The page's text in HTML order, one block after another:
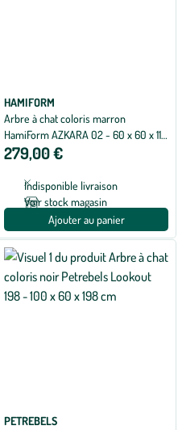
HAMIFORM
Arbre à chat coloris marron
HamiForm AZKARA 02 - 60 x 60 x 110
cm
279,00 €
Indisponible livraison
Voir stock magasin
Ajouter au panier
PETREBELS